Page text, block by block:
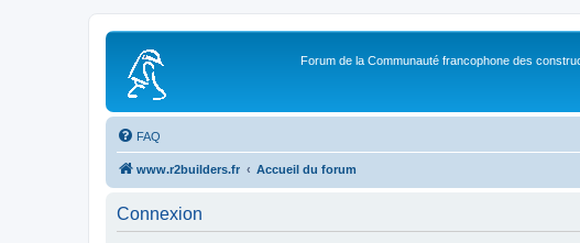
Forum de la Communauté francophone des
FAQ
www.r2builders.fr Accueil du forum
Connexion